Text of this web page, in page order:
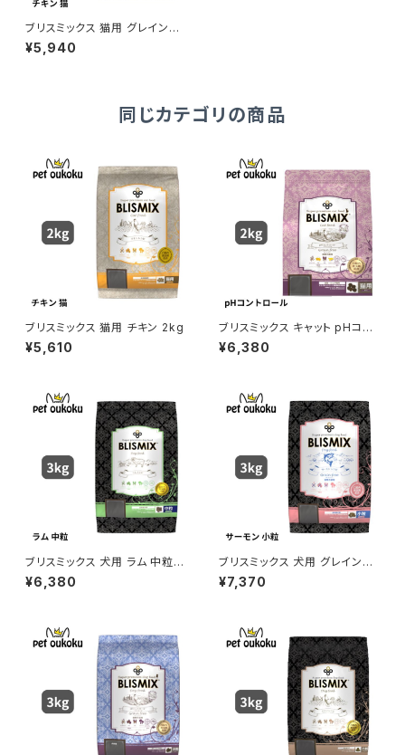
ブリスミックス 猫用 グレインフ
リーキャット チキン 2kg
¥5,940
同じカテゴリの商品
ブリスミックス 猫用 チキン 2kg
¥5,610
ブリスミックス キャット pHコン
トロール グレインフリーチキン
2kg 猫用
¥6,380
ブリスミックス 犬用 ラム 中粒 3
kg
¥6,380
ブリスミックス 犬用 グレインフ
リー サーモン 小粒 3kg
¥7,370